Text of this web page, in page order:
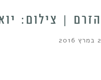
הזרם | צילום:
2 במרץ 2016